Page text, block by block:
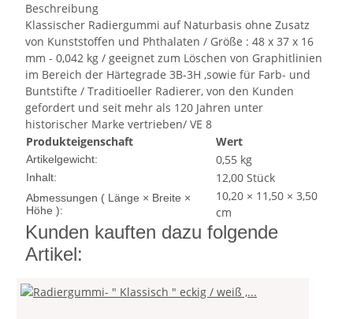
Beschreibung
Klassischer Radiergummi auf Naturbasis ohne Zusatz
von Kunststoffen und Phthalaten / Größe : 48 x 37 x 16
mm - 0,042 kg / geeignet zum Löschen von Graphitlinien
im Bereich der Härtegrade 3B-3H ,sowie für Farb- und
Buntstifte / Traditioeller Radierer, von den Kunden
gefordert und seit mehr als 120 Jahren unter
historischer Marke vertrieben/ VE 8
Produkteigenschaft
Wert
Artikelgewicht: 0,55 kg
Inhalt: 12,00 Stück
Abmessungen ( Länge × Breite ×
Höhe ):
10,20 × 11,50 × 3,50
cm
Kunden kauften dazu folgende
Artikel: